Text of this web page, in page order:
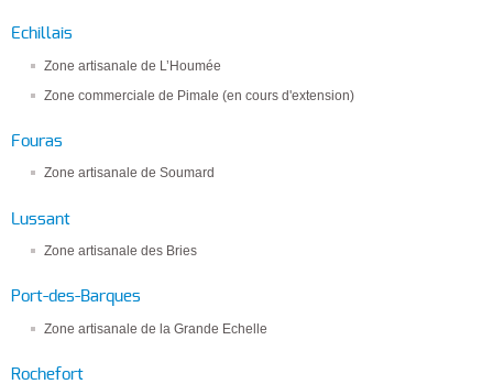
Echillais
Zone artisanale de L’Houmée
Zone commerciale de Pimale (en cours d'extension)
Fouras
Zone artisanale de Soumard
Lussant
Zone artisanale des Bries
Port-des-Barques
Zone artisanale de la Grande Echelle
Rochefort